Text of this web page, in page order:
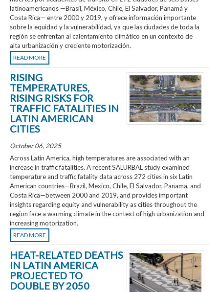
latinoamericanos —Brasil, México, Chile, El Salvador, Panamá y
Costa Rica— entre 2000 y 2019, y ofrece información importante
sobre la equidad y la vulnerabilidad, ya que las ciudades de toda la
región se enfrentan al calentamiento climático en un contexto de
alta urbanización y creciente motorización.
READ MORE
RISING
TEMPERATURES,
RISING RISKS FOR
TRAFFIC FATALITIES IN
LATIN AMERICAN
CITIES
October 06, 2025
Across Latin America, high temperatures are associated with an
increase in traffic fatalities. A recent SALURBAL study examined
temperature and traffic fatality data across 272 cities in six Latin
American countries—Brazil, Mexico, Chile, El Salvador, Panama, and
Costa Rica—between 2000 and 2019, and provides important
insights regarding equity and vulnerability as cities throughout the
region face a warming climate in the context of high urbanization and
increasing motorization.
READ MORE
HEAT-RELATED DEATHS
IN LATIN AMERICA
PROJECTED TO
DOUBLE BY 2050